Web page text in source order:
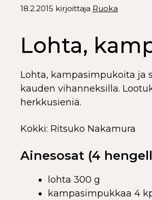
18.2.2015 kirjoittaja Ruoka
Lohta,
Lohta, kampasimpukoita ja
kauden vihanneksilla.
herkkusieniä.
Kokki: Ritsuko Nakamura
Ainesosat (4
lohta 300 g
kampasimpukkaa 4